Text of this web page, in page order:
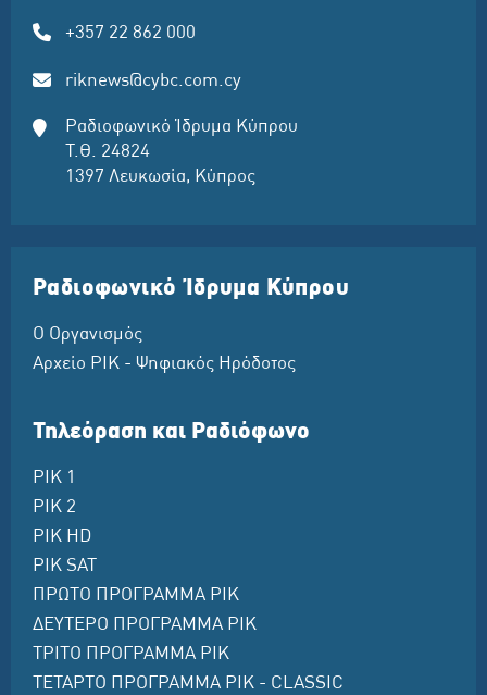
+357 22 862 000
riknews@cybc.com.cy
Ραδιοφωνικό Ίδρυμα Κύπρου
Τ.Θ. 24824
1397 Λευκωσία, Κύπρος
Ραδιοφωνικό Ίδρυμα Κύπρου
Ο Οργανισμός
Αρχείο ΡΙΚ - Ψηφιακός Ηρόδοτος
Τηλεόραση και Ραδιόφωνο
ΡΙΚ 1
ΡΙΚ 2
ΡΙΚ HD
ΡΙΚ SAT
ΠΡΩΤΟ ΠΡΟΓΡΑΜΜΑ ΡΙΚ
ΔΕΥΤΕΡΟ ΠΡΟΓΡΑΜΜΑ ΡΙΚ
ΤΡΙΤΟ ΠΡΟΓΡΑΜΜΑ ΡΙΚ
ΤΕΤΑΡΤΟ ΠΡΟΓΡΑΜΜΑ ΡΙΚ - CLASSIC